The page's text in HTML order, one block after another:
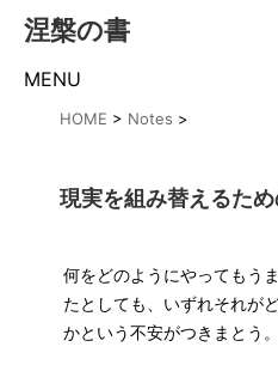
涅槃の書
MENU
HOME > Notes >
現実を組み替えるため
何をどのようにやってもう
たとしても、いずれそれが
かという不安がつきまとう。